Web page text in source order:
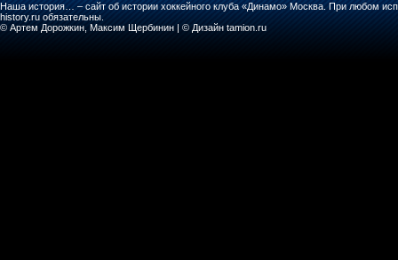
Наша история… – сайт об истории хоккейного клуба «Динамо» Москва. При любом
history.ru обязательны.
© Артем Дорожкин, Максим Щербинин | © Дизайн tamion.ru